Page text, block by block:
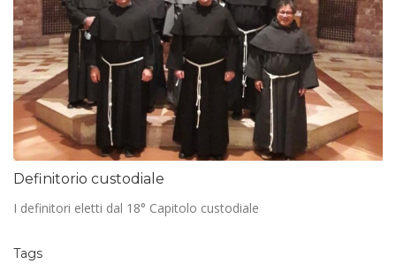
Definitorio custodiale
I definitori eletti dal 18° Capitolo custodiale
Tags